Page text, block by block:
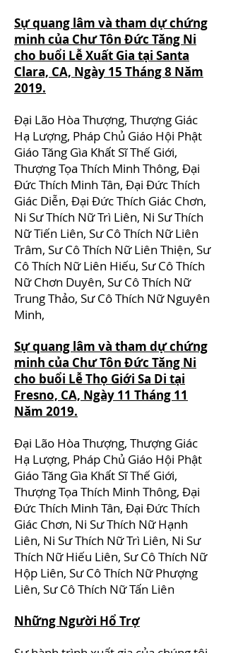
Sự quang lâm và tham dự chứng
minh của Chư Tôn Đức Tăng Ni
cho buổi Lễ Xuất Gia tại Santa
Clara, CA, Ngày 15 Tháng 8 Năm
2019.
Đại Lão Hòa Thượng, Thượng Giác
Hạ Lượng, Pháp Chủ Giáo Hội Phật
Giáo Tăng Gìa Khất Sĩ Thế Giới,
Thượng Tọa Thích Minh Thông, Đại
Đức Thích Minh Tân, Đại Đức Thích
Giác Diễn, Đại Đức Thích Giác Chơn,
Ni Sư Thích Nữ Trì Liên, Ni Sư Thích
Nữ Tiến Liên, Sư Cô Thích Nữ Liên
Trâm, Sư Cô Thích Nữ Liên Thiện, Sư
Cô Thích Nữ Liên Hiếu, Sư Cô Thích
Nữ Chơn Duyên, Sư Cô Thích Nữ
Trung Thảo, Sư Cô Thích Nữ Nguyên
Minh,
Sự quang lâm và tham dự chứng
minh của Chư Tôn Đức Tăng Ni
cho buổi Lễ Thọ Giới Sa Di tại
Fresno, CA, Ngày 11 Tháng 11
Năm 2019.
Đại Lão Hòa Thượng, Thượng Giác
Hạ Lượng, Pháp Chủ Giáo Hội Phật
Giáo Tăng Gìa Khất Sĩ Thế Giới,
Thượng Tọa Thích Minh Thông, Đại
Đức Thích Minh Tân, Đại Đức Thích
Giác Chơn, Ni Sư Thích Nữ Hạnh
Liên, Ni Sư Thích Nữ Trì Liên, Ni Sư
Thích Nữ Hiếu Liên, Sư Cô Thích Nữ
Hộp Liên, Sư Cô Thích Nữ Phượng
Liên, Sư Cô Thích Nữ Tấn Liên
Những Người Hổ Trợ